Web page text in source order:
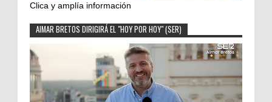
Clica y amplía información
AIMAR BRETOS DIRIGIRÁ EL "HOY POR HOY" (SER)